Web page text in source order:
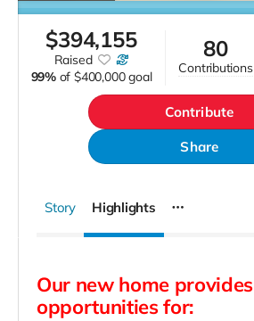
$394,155
raised
99% of $400,000 goal
80
contributions
Contribute
Share
Story Highlights
Our new home provides
opportunities for: